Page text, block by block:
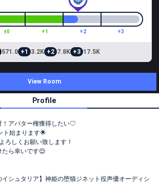
±0 +1 +2 +3
571.0 +1 3.2K +2 7.8K +3 17.5K
View Room
Profile
！アバター権獲得したい♡
ト始まります🌟
ろしくお願い致します！
たら幸いです😌
シュタリア】神姫の堕猫ジネット役声優オーディシ